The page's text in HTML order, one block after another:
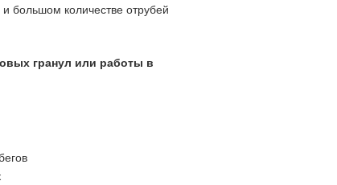
большом количестве отрубей
гранул или работы в